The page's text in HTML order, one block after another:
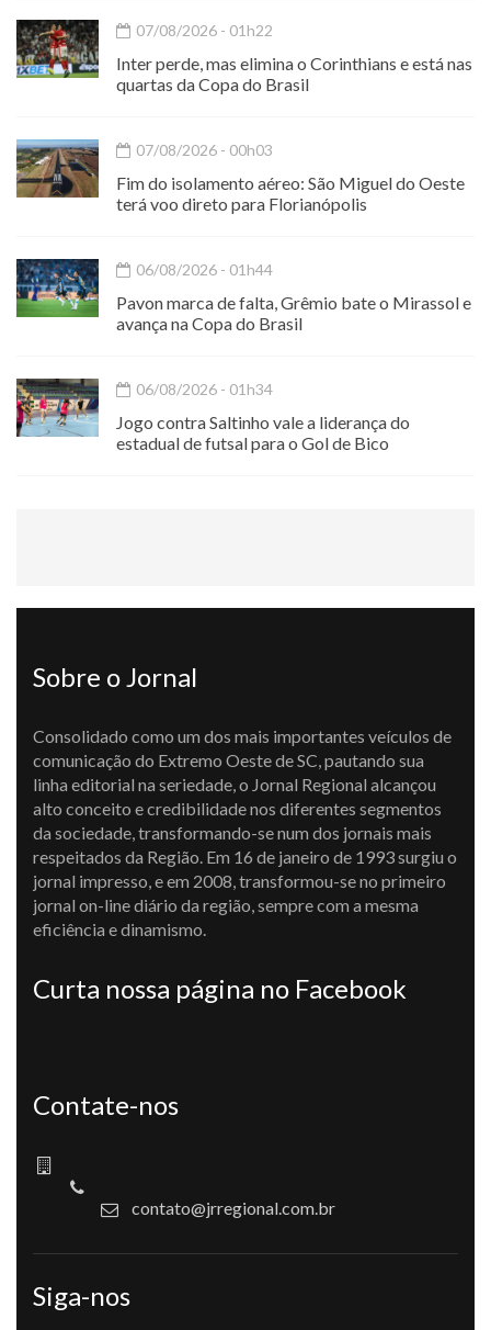
07/08/2026 - 01h22
Inter perde, mas elimina o Corinthians e está nas
quartas da Copa do Brasil
07/08/2026 - 00h03
Fim do isolamento aéreo: São Miguel do Oeste
terá voo direto para Florianópolis
06/08/2026 - 01h44
Pavon marca de falta, Grêmio bate o Mirassol e
avança na Copa do Brasil
06/08/2026 - 01h34
Jogo contra Saltinho vale a liderança do
estadual de futsal para o Gol de Bico
Sobre o Jornal
Consolidado como um dos mais importantes veículos de
comunicação do Extremo Oeste de SC, pautando sua
linha editorial na seriedade, o Jornal Regional alcançou
alto conceito e credibilidade nos diferentes segmentos
da sociedade, transformando-se num dos jornais mais
respeitados da Região. Em 16 de janeiro de 1993 surgiu o
jornal impresso, e em 2008, transformou-se no primeiro
jornal on-line diário da região, sempre com a mesma
eficiência e dinamismo.
Curta nossa página no Facebook
Contate-nos
contato@jrregional.com.br
Siga-nos